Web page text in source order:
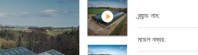
ব্র্যান্ড নাম:
মডেল নম্বর: